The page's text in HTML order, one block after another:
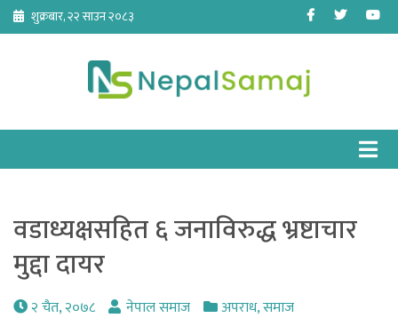
Skip
content
शुक्रबार, २२ साउन २०८३ Facebook
Twitter
वडाध्यक्षसहित ६ जनाविरुद्ध भ्रष्टाचार
मुद्दा दायर
२ चैत, २०७८ नेपाल समाज अपराध,समाज